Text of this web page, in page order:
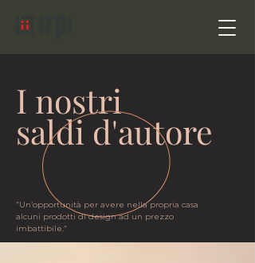
I nostri
saldi d'autore
"Un'opportunità per avere nella propria casa
alcuni prodotti di design ad un prezzo
imbattibile."